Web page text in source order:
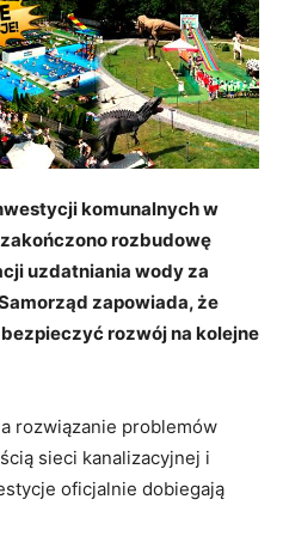
komunalnych w
rozbudowę
uzdatniania wody za
zapowiada, że
rozwój na kolejne
rozwiązanie problemów
sieci kanalizacyjnej i
oficjalnie dobiegają